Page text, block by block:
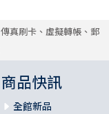
傳真刷卡、虛擬轉帳、郵
商品快訊
全館新品